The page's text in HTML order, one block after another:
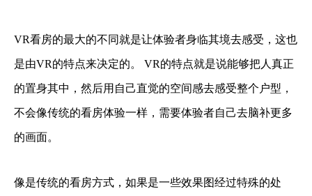
VR看房的最大的不同就是让体验者身临其境去感受，这也
是由VR的特点来决定的。 VR的特点就是说能够把人真正
的置身其中，然后用自己直觉的空间感去感受整个户型，
不会像传统的看房体验一样，需要体验者自己去脑补更多
的画面。
像是传统的看房方式，如果是一些效果图经过特殊的处